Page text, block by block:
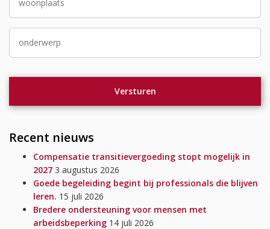
Recent nieuws
Compensatie transitievergoeding stopt mogelijk in
2027 3 augustus 2026
Goede begeleiding begint bij professionals die blijven
leren. 15 juli 2026
Bredere ondersteuning voor mensen met
arbeidsbeperking 14 juli 2026